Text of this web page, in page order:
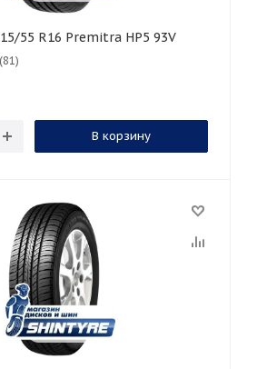
215/55 R16 Premitra HP5 93V
В корзину